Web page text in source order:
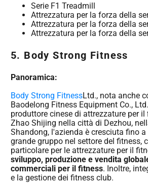
Serie F1 Treadmill
Attrezzatura per la forza della
Attrezzatura per la forza della
Attrezzatura per la forza della
5. Body Strong Fitness
Panoramica:
Body Strong FitnessLtd., nota anche
Baodelong Fitness Equipment Co.,
produttore cinese di attrezzature per
Zhao Shijing nella città di Dezhou,
Shandong, l'azienda è cresciuta fino a
grande gruppo nel settore del fitness,
particolare per le attrezzature per il
sviluppo, produzione e vendita
commerciali per il fitness. Inoltre,
e la gestione dei fitness club.